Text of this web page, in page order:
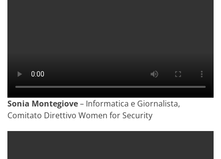
Sonia Montegiove– Informatica e Giornalista,
Comitato Direttivo Women for Security